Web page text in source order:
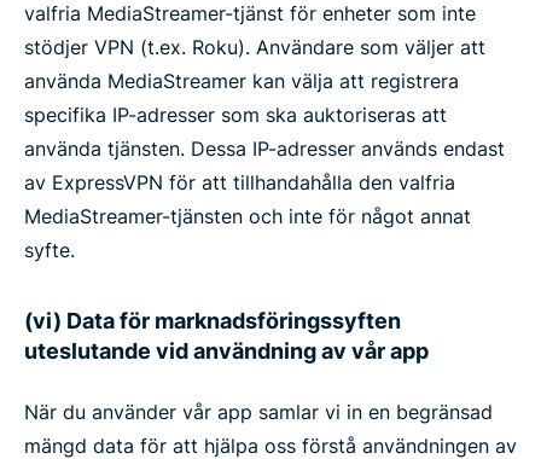
valfria MediaStreamer-tjänst för enheter som inte
stödjer VPN (t.ex. Roku). Användare som väljer att
använda MediaStreamer kan välja att registrera
specifika IP-adresser som ska auktoriseras att
använda tjänsten. Dessa IP-adresser används endast
av ExpressVPN för att tillhandahålla den valfria
MediaStreamer-tjänsten och inte för något annat
syfte.
(vi) Data för marknadsföringssyften
uteslutande vid användning av vår app
När du använder vår app samlar vi in en begränsad
mängd data för att hjälpa oss förstå användningen av